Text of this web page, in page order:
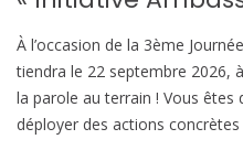
À l’occasion de la 3ème
tiendra le 22 septembre 2026,
la parole au terrain ! Vous êtes
déployer des actions concrètes